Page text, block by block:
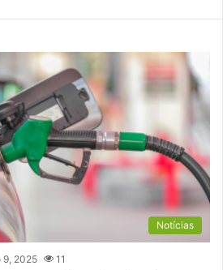
Notícias
9, 2025 11